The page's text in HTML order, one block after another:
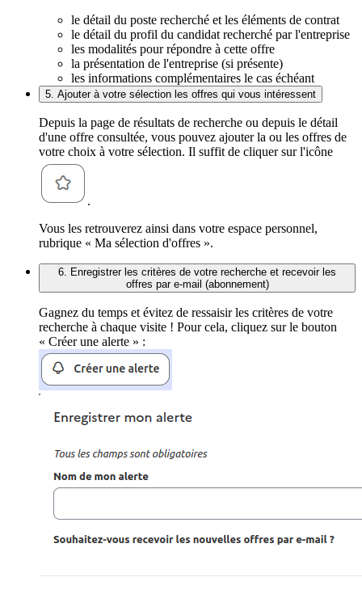
le détail du poste recherché et les éléments de contrat
le détail du profil du candidat recherché par l'entreprise
les modalités pour répondre à cette offre
la présentation de l'entreprise (si présente)
les informations complémentaires le cas échéant
5. Ajouter à votre sélection les offres qui vous intéressent
Depuis la page de résultats de recherche ou depuis le détail
d'une offre consultée, vous pouvez ajouter la ou les offres de
votre choix à votre sélection. Il suffit de cliquer sur l'icône
.
Vous les retrouverez ainsi dans votre espace personnel,
rubrique « Ma sélection d'offres ».
6. Enregistrer les critères de votre recherche et recevoir les
offres par e-mail (abonnement)
Gagnez du temps et évitez de ressaisir les critères de votre
recherche à chaque visite ! Pour cela, cliquez sur le bouton
« Créer une alerte » :